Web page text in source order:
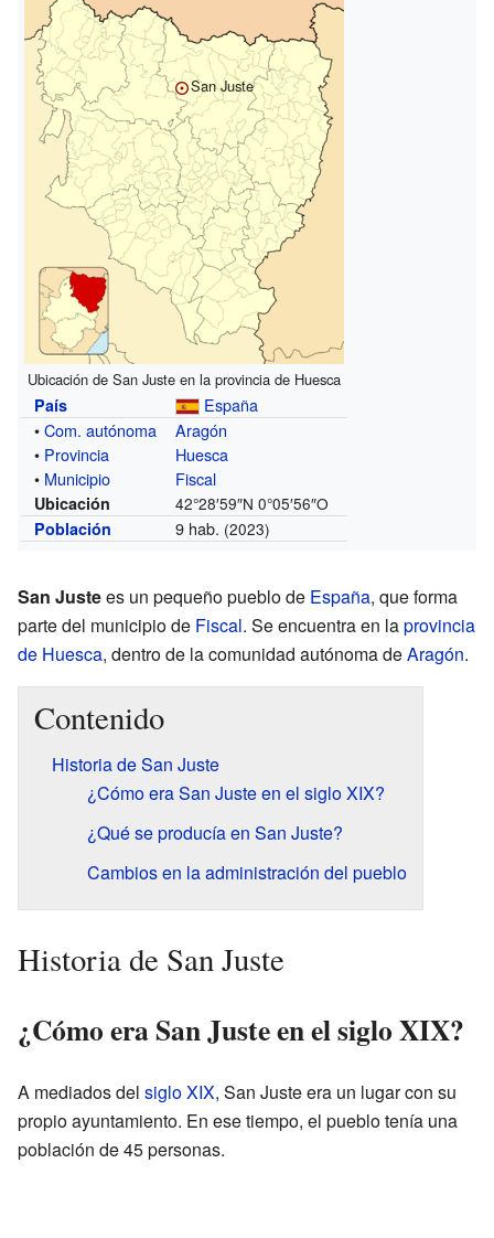
San Juste
Ubicación de San Juste en la provincia de Huesca
País
España
•Com. autónoma
Aragón
• Provincia
Huesca
• Municipio Fiscal
Ubicación 42°28′59″N 0°05′56″O
Población
9 hab. (2023)
San Justees un pequeño pueblo de España, que forma
parte del municipio de Fiscal. Se encuentra en laprovincia
de Huesca, dentro de la comunidad autónoma deAragón.
Contenido
Historia de San Juste
¿Cómo era San Juste en el siglo XIX?
¿Qué se producía en San Juste?
Cambios en la administración del pueblo
Historia de San Juste
¿Cómo era San Juste en el siglo XIX?
A mediados del siglo XIX, San Juste era un lugar con su
propio ayuntamiento. En ese tiempo, el pueblo tenía una
población de 45 personas.